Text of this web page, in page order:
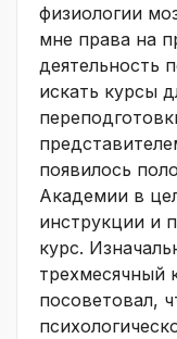
физиологии
мне права на
деятельность
искать курсы
появилось
Академии в
инструкции и
курс.
трехмесячный
посоветовал,